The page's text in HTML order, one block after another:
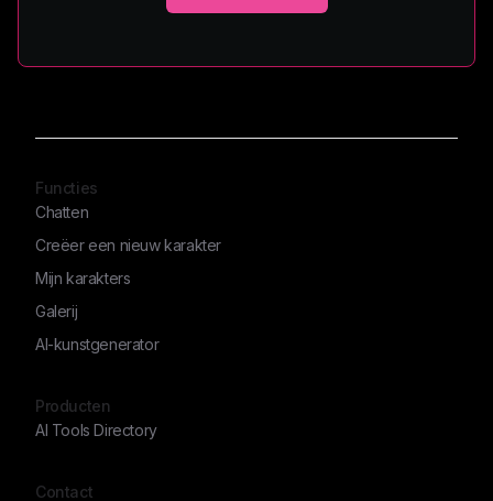
Functies
Chatten
Creëer een nieuw karakter
Mijn karakters
Galerij
AI-kunstgenerator
Producten
AI Tools Directory
Contact